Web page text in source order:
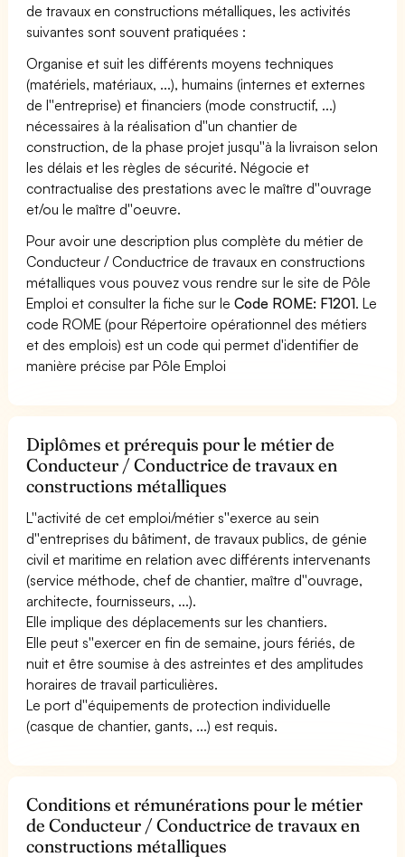
de travaux en constructions métalliques, les activités
suivantes sont souvent pratiquées :
Organise et suit les différents moyens techniques
(matériels, matériaux, ...), humains (internes et externes
de l''entreprise) et financiers (mode constructif, ...)
nécessaires à la réalisation d''un chantier de
construction, de la phase projet jusqu''à la livraison selon
les délais et les règles de sécurité. Négocie et
contractualise des prestations avec le maître d''ouvrage
et/ou le maître d''oeuvre.
Pour avoir une description plus complète du métier de
Conducteur / Conductrice de travaux en constructions
métalliques vous pouvez vous rendre sur le site de Pôle
Emploi et consulter la fiche sur leCode ROME: F1201. Le
code ROME (pour Répertoire opérationnel des métiers
et des emplois) est un code qui permet d'identifier de
manière précise par Pôle Emploi
Diplômes et prérequis pour le métier de
Conducteur / Conductrice de travaux en
constructions métalliques
L''activité de cet emploi/métier s''exerce au sein
d''entreprises du bâtiment, de travaux publics, de génie
civil et maritime en relation avec différents intervenants
(service méthode, chef de chantier, maître d''ouvrage,
architecte, fournisseurs, ...).
Elle implique des déplacements sur les chantiers.
Elle peut s''exercer en fin de semaine, jours fériés, de
nuit et être soumise à des astreintes et des amplitudes
horaires de travail particulières.
Le port d''équipements de protection individuelle
(casque de chantier, gants, ...) est requis.
Conditions et rémunérations pour le métier
de Conducteur / Conductrice de travaux en
constructions métalliques